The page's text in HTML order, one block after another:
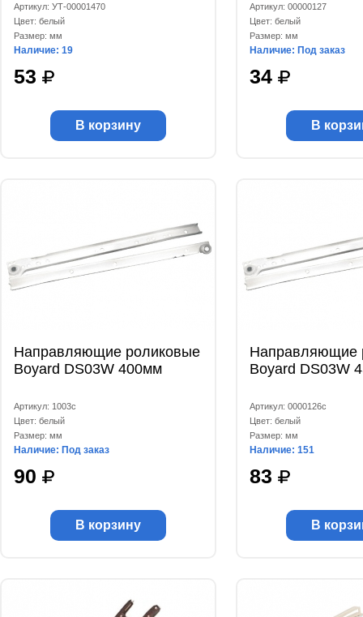
Артикул: УТ-00001470
Цвет: белый
Размер: мм
Наличие: 19
53
В корзину
Артикул: 00000127
Цвет: белый
Размер: мм
Наличие: Под заказ
34
В
Направляющие роликовые
Boyard DS03W 400мм
Артикул: 1003с
Цвет: белый
Размер: мм
Наличие: Под заказ
90
В корзину
Направляющие
Boyard DS03W
Артикул: 0000126с
Цвет: белый
Размер: мм
Наличие: 151
83
В